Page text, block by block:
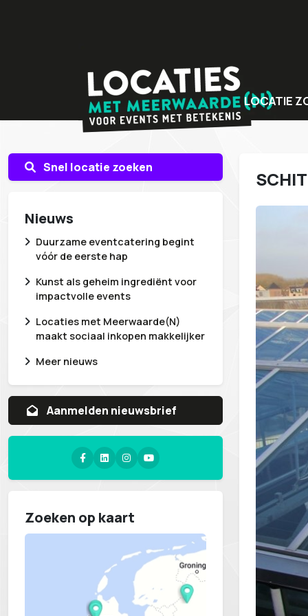
LOCATIE
Bijzondere
Unieke
Snel locatie zoeken
Nieuws
Duurzame eventcatering begint
vóór de eerste hap
Kunst als geheim ingrediënt voor
impactvolle events
Locaties met Meerwaarde(N)
maakt sociaal inkopen makkelijker
Meer nieuws
Aanvragen whitepaper
Zoeken op kaart